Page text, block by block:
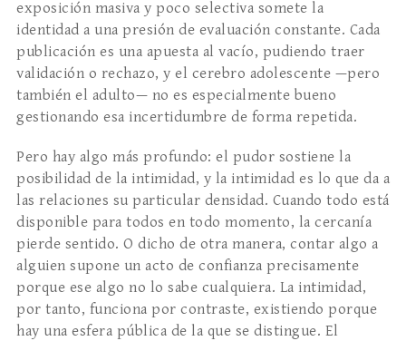
exposición masiva y poco selectiva somete la
identidad a una presión de evaluación constante. Cada
publicación es una apuesta al vacío, pudiendo traer
validación o rechazo, y el cerebro adolescente —pero
también el adulto— no es especialmente bueno
gestionando esa incertidumbre de forma repetida.
Pero hay algo más profundo: el pudor sostiene la
posibilidad de la intimidad, y la intimidad es lo que da a
las relaciones su particular densidad. Cuando todo está
disponible para todos en todo momento, la cercanía
pierde sentido. O dicho de otra manera, contar algo a
alguien supone un acto de confianza precisamente
porque ese algo no lo sabe cualquiera. La intimidad,
por tanto, funciona por contraste, existiendo porque
hay una esfera pública de la que se distingue. El